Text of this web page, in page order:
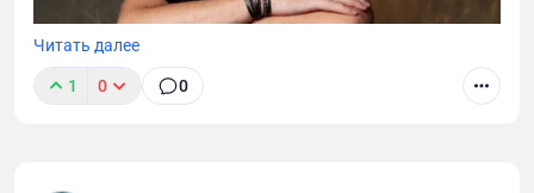
Читать далее
1 0 0